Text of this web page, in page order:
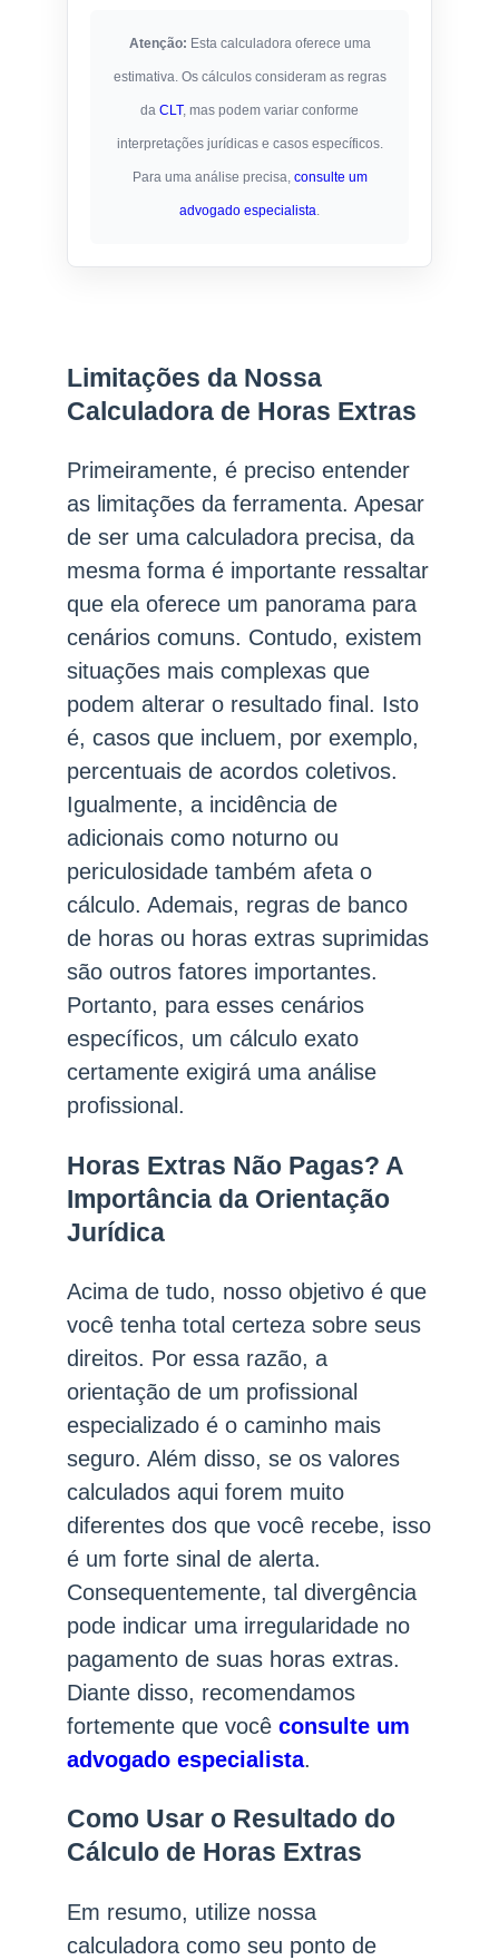
Atenção: Esta calculadora oferece uma
estimativa. Os cálculos consideram as regras
da CLT, mas podem variar conforme
interpretações jurídicas e casos específicos.
Para uma análise precisa, consulte um
advogado especialista.
Limitações da Nossa
Calculadora de Horas Extras
Primeiramente, é preciso entender
as limitações da ferramenta. Apesar
de ser uma calculadora precisa, da
mesma forma é importante ressaltar
que ela oferece um panorama para
cenários comuns. Contudo, existem
situações mais complexas que
podem alterar o resultado final. Isto
é, casos que incluem, por exemplo,
percentuais de acordos coletivos.
Igualmente, a incidência de
adicionais como noturno ou
periculosidade também afeta o
cálculo. Ademais, regras de banco
de horas ou horas extras suprimidas
são outros fatores importantes.
Portanto, para esses cenários
específicos, um cálculo exato
certamente exigirá uma análise
profissional.
Horas Extras Não Pagas? A
Importância da Orientação
Jurídica
Acima de tudo, nosso objetivo é que
você tenha total certeza sobre seus
direitos. Por essa razão, a
orientação de um profissional
especializado é o caminho mais
seguro. Além disso, se os valores
calculados aqui forem muito
diferentes dos que você recebe, isso
é um forte sinal de alerta.
Consequentemente, tal divergência
pode indicar uma irregularidade no
pagamento de suas horas extras.
Diante disso, recomendamos
fortemente que você consulte um
advogado especialista.
Como Usar o Resultado do
Cálculo de Horas Extras
Em resumo, utilize nossa
calculadora como seu ponto de